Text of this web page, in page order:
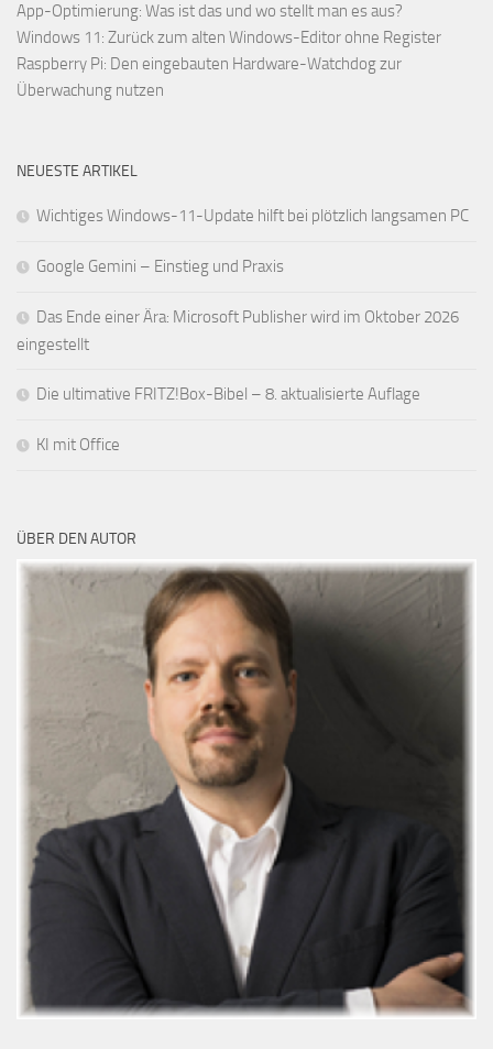
App-Optimierung: Was ist das und wo stellt man es aus?
Windows 11: Zurück zum alten Windows-Editor ohne Register
Raspberry Pi: Den eingebauten Hardware-Watchdog zur
Überwachung nutzen
NEUESTE ARTIKEL
Wichtiges Windows-11-Update hilft bei plötzlich langsamen PC
Google Gemini – Einstieg und Praxis
Das Ende einer Ära: Microsoft Publisher wird im Oktober 2026
eingestellt
Die ultimative FRITZ!Box-Bibel – 8. aktualisierte Auflage
KI mit Office
ÜBER DEN AUTOR